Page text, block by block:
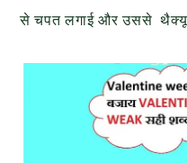
से चपत लगाई और उससे थैक्यू